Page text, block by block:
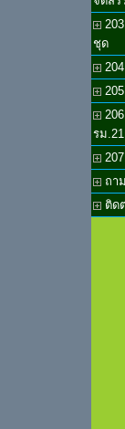
ชุด
รม
ถา
ติด